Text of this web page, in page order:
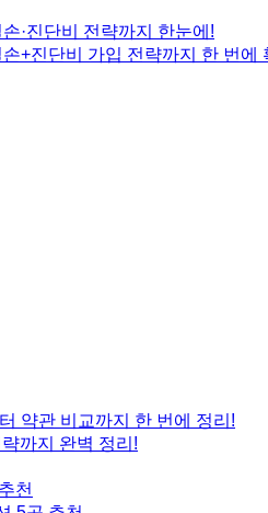
·진단비 전략까지 한눈에!
+진단비 가입 전략까지 한 번에
약관 비교까지 한 번에 정리!
까지 완벽 정리!
천